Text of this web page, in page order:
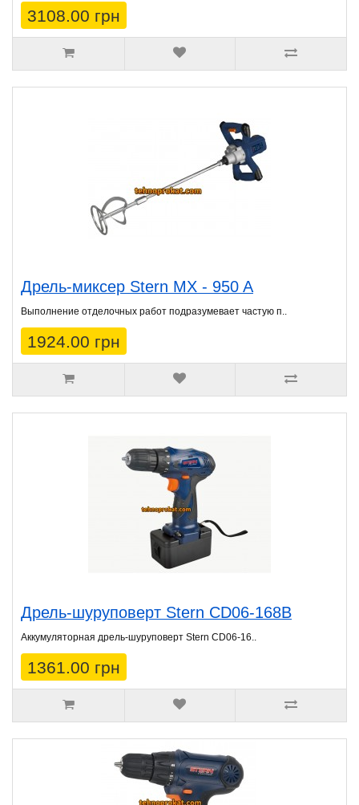
3108.00 грн
Дрель-миксер Stern MX - 950 A
Выполнение отделочных работ подразумевает частую п..
1924.00 грн
Дрель-шуруповерт Stern CD06-168B
Аккумуляторная дрель-шуруповерт Stern CD06-16..
1361.00 грн